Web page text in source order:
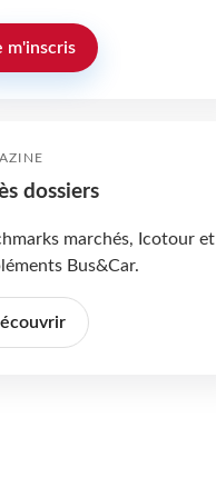
m'inscris
dossiers
marchés, Icotour et
Bus&Car.